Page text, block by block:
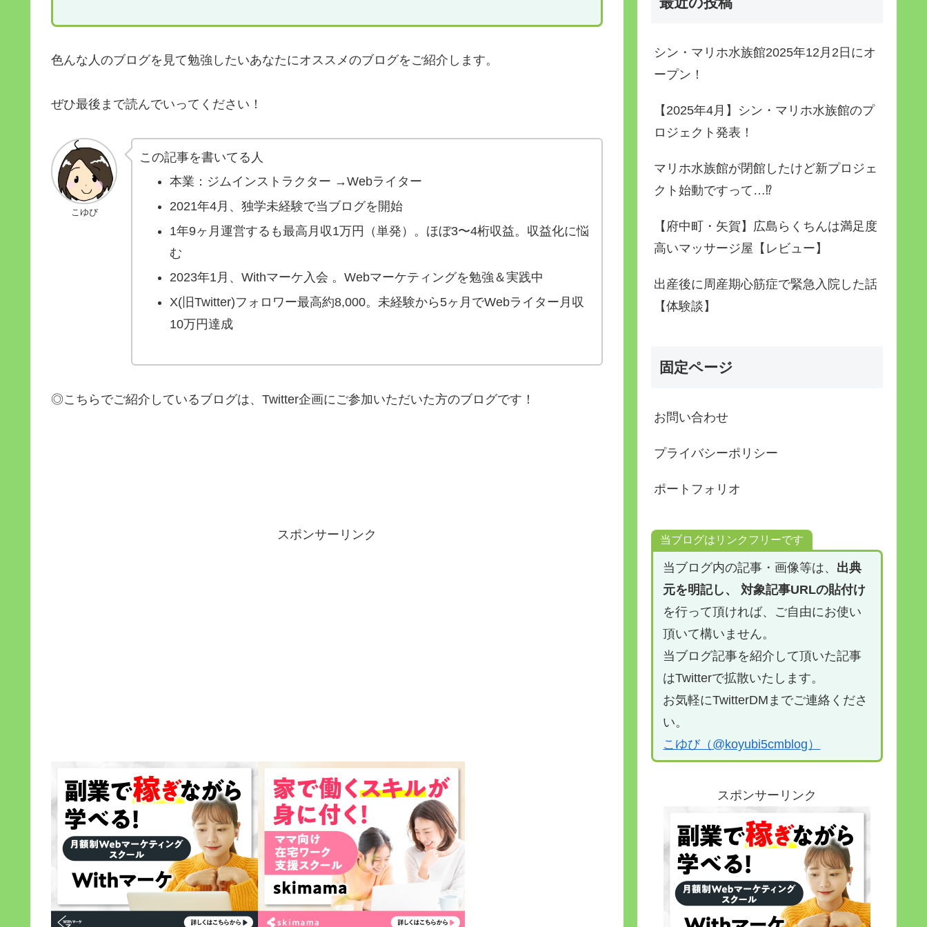
色んな人のブログを見て勉強したいあなたにオススメのブログをご紹介します。
ぜひ最後まで読んでいってください！
こゆび
この記事を書いてる人
本業：ジムインストラクター →Webライター
2021年4月、独学未経験で当ブログを開始
1年9ヶ月運営するも最高月収1万円（単発）。ほぼ3〜4桁収益。収益化に悩
む
2023年1月、Withマーケ入会 。Webマーケティングを勉強＆実践中
X(旧Twitter)フォロワー最高約8,000。未経験から5ヶ月でWebライター月収
10万円達成
◎こちらでご紹介しているブログは、Twitter企画にご参加いただいた方のブログです！
スポンサーリンク
シン・マリホ水族館2025年12月2日にオ
ープン！
【2025年4月】シン・マリホ水族館のプ
ロジェクト発表！
マリホ水族館が閉館したけど新プロジェ
クト始動ですって…⁉
【府中町・矢賀】広島らくちんは満足度
高いマッサージ屋【レビュー】
出産後に周産期心筋症で緊急入院した話
【体験談】
固定ページ
お問い合わせ
プライバシーポリシー
ポートフォリオ
当ブログはリンクフリーです
当ブログ内の記事・画像等は、 出典
元を明記し、 対象記事URLの貼付け
を行って頂ければ、ご自由にお使い
頂いて構いません。
当ブログ記事を紹介して頂いた記事
はTwitterで拡散いたします。
お気軽にTwitterDMまでご連絡くださ
い。
こゆび（@koyubi5cmblog）
スポンサーリンク